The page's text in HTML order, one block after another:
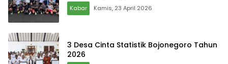
Kabar Kamis, 23 April 2026
3 Desa Cinta Statistik Bojonegoro Tahun
2026